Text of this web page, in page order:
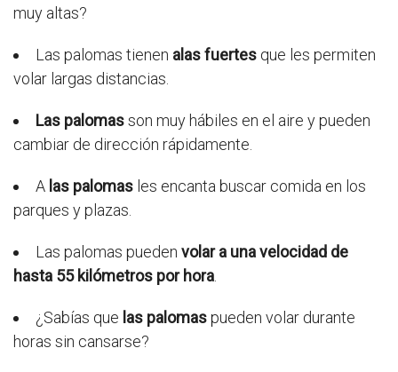
muy altas?
Las palomas tienen alas fuertes que les permiten
volar largas distancias.
Las palomasson muy hábiles en el aire y pueden
cambiar de dirección rápidamente.
A las palomas les encanta buscar comida en los
parques y plazas.
Las palomas pueden volar a una velocidad de
hasta 55 kilómetros por hora
¿Sabías que las palomaspueden volar durante
horas sin cansarse?